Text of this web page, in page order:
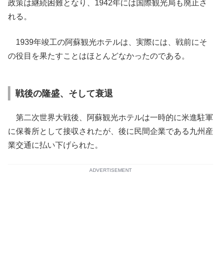
政策は継続困難となり、1942年には国際観光局も廃止さ
れる。
1939年竣工の阿蘇観光ホテルは、実際には、戦前にそ
の役目を果たすことはほとんどなかったのである。
戦後の隆盛、そして衰退
第二次世界大戦後、阿蘇観光ホテルは一時的に米進駐軍
に保養所として接収されたが、後に民間企業である九州産
業交通に払い下げられた。
ADVERTISEMENT